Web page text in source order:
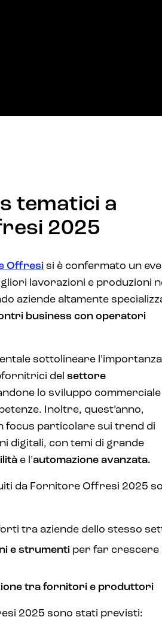
tematici a
2025
Offresi si è confermato un
lavorazioni e produzioni
aziende altamente
business con operatori
sottolineare
del settore
lo sviluppo commerciale
Inoltre, quest’anno,
focus particolare sui trend di
digitali, con temi di grande
e l’automazione avanzata.
da Fornitore Offresi 2025
tra aziende dello stesso
e strumenti per far crescere
tra fornitori e produttori
2025 sono stati previsti: